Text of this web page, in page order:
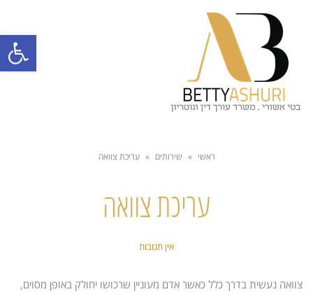
פתח
ראשי » שירותים » עריכת צוואה
עריכת צוואה
אין תגובות
צוואה נעשית בדרך כלל כאשר אדם מעוניין שרכושו יחולק באופן מסוים,